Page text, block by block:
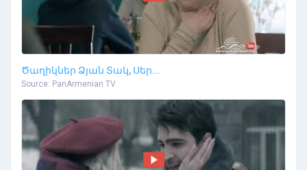
Ծաղիկներ Ձյան Տակ, Սեր...
Source: PanArmenian TV